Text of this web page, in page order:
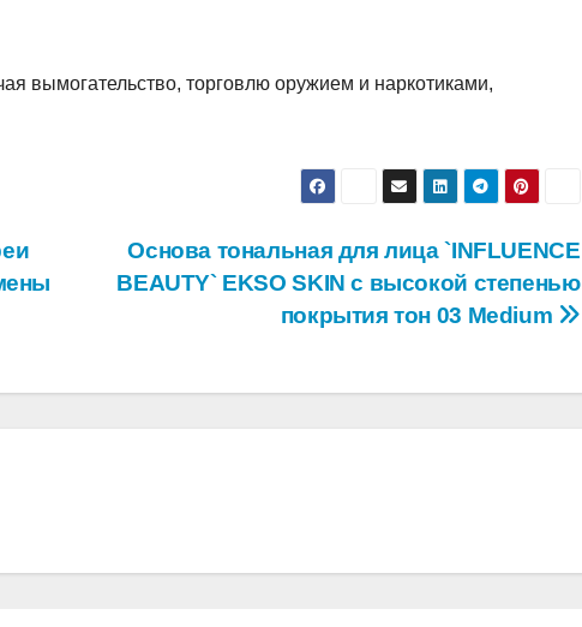
вымогательство, торговлю оружием и наркотиками,
Основа тональная для лица `INFLUENCE
BEAUTY` EKSO SKIN с высокой степенью
покрытия тон 03 Medium